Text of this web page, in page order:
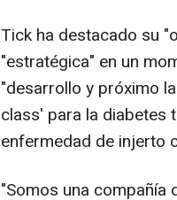
Tick ha destacado su
"estratégica" en un
"desarrollo y próximo
class' para la diabetes
enfermedad de injerto
"Somos una compañía